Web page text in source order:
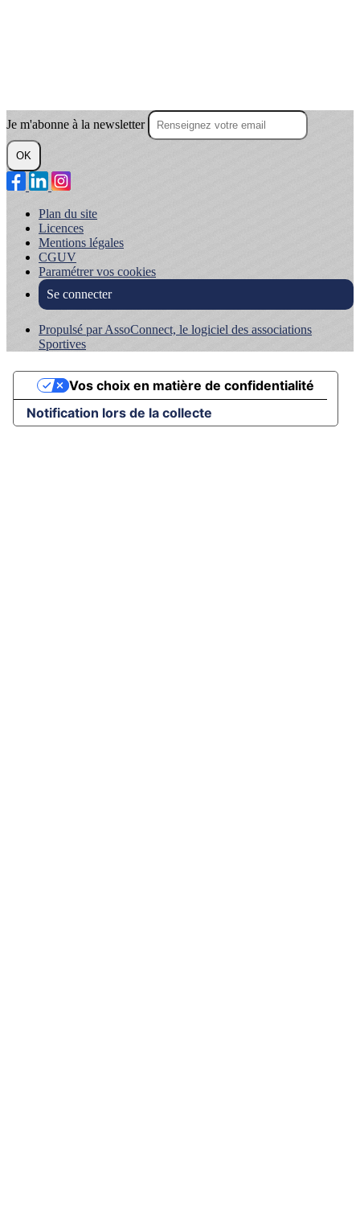
Je m'abonne à la newsletter
OK
Plan du site
Licences
Mentions légales
CGUV
Paramétrer vos cookies
Se connecter
Propulsé par AssoConnect, le logiciel des associations
Sportives
Notification lors de la collecte
Vos choix en matière de confidentialité